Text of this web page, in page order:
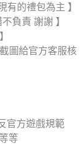
有的禮包為主 】
負責 謝謝 】
圖給官方客服核
官方遊戲規範
等